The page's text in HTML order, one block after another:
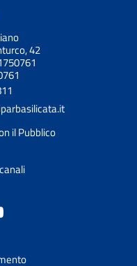
42
il Pubblico